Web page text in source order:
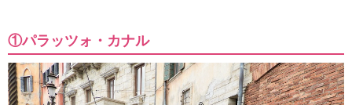
①パラッツォ・カナル